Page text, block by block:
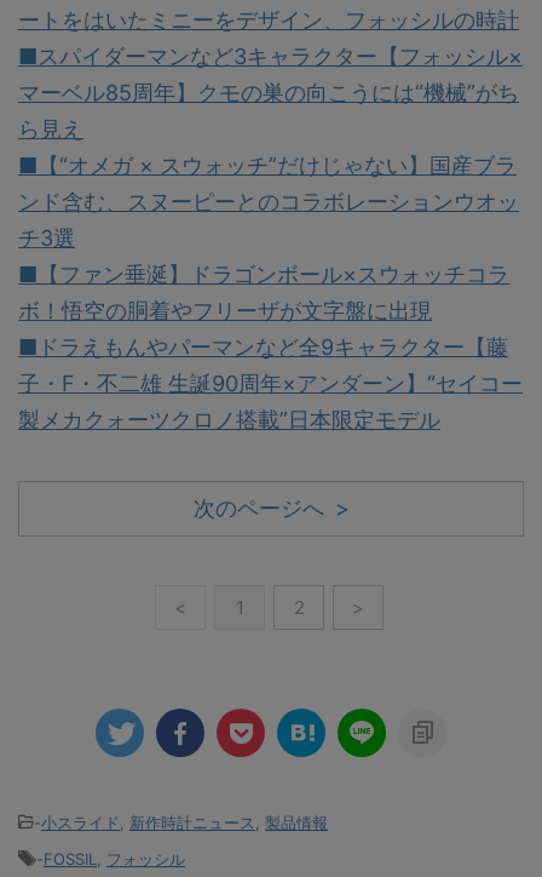
ートをはいたミニーをデザイン、フォッシルの時計
■スパイダーマンなど3キャラクター【フォッシル×
マーベル85周年】クモの巣の向こうには“機械”がち
ら見え
■【“オメガ × スウォッチ”だけじゃない】国産ブラ
ンド含む、スヌーピーとのコラボレーションウオッ
チ3選
■【ファン垂涎】ドラゴンボール×スウォッチコラ
ボ！悟空の胴着やフリーザが文字盤に出現
■ドラえもんやパーマンなど全9キャラクター【藤
子・F・不二雄 生誕90周年×アンダーン】“セイコー
製メカクォーツクロノ搭載”日本限定モデル
次のページへ >
< 1 2 >
-小スライド 新作時計ニュース
製品情報
-FOSSIL フォッシル